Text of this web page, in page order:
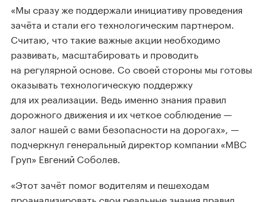
«Мы сразу же поддержали инициативу проведения
зачёта и стали его технологическим партнером.
Считаю, что такие важные акции необходимо
развивать, масштабировать и проводить
на регулярной основе. Со своей стороны мы готовы
оказывать технологическую поддержку
для их реализации. Ведь именно знания правил
дорожного движения и их четкое соблюдение —
залог нашей с вами безопасности на дорогах», —
подчеркнул генеральный директор компании «МВС
Груп» Евгений Соболев.
«Этот зачёт помог водителям и пешеходам
проанализировать свои реальные знания правил